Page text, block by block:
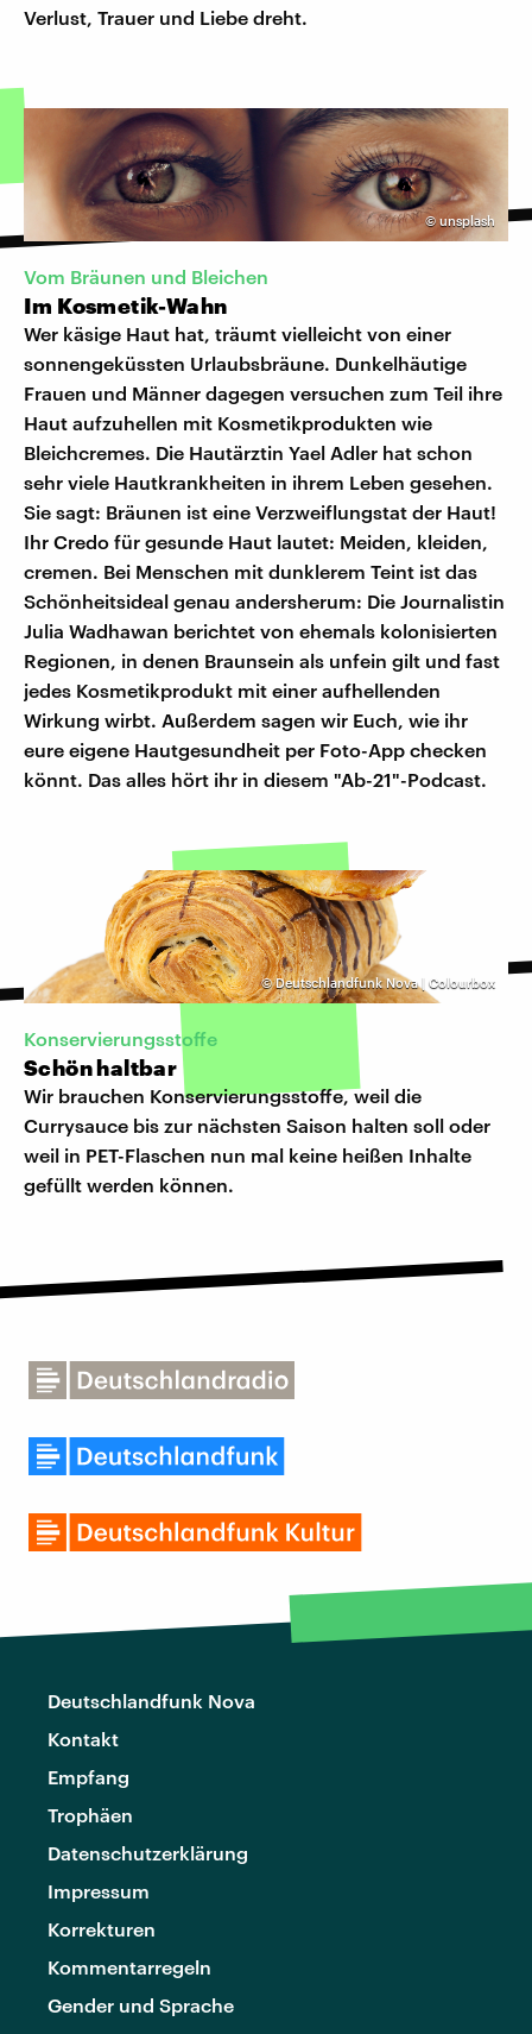
Verlust, Trauer und Liebe dreht.
© unsplash
Vom Bräunen und Bleichen
Im Kosmetik-Wahn
Wer käsige Haut hat, träumt vielleicht von einer
sonnengeküssten Urlaubsbräune. Dunkelhäutige
Frauen und Männer dagegen versuchen zum Teil ihre
Haut aufzuhellen mit Kosmetikprodukten wie
Bleichcremes. Die Hautärztin Yael Adler hat schon
sehr viele Hautkrankheiten in ihrem Leben gesehen.
Sie sagt: Bräunen ist eine Verzweiflungstat der Haut!
Ihr Credo für gesunde Haut lautet: Meiden, kleiden,
cremen. Bei Menschen mit dunklerem Teint ist das
Schönheitsideal genau andersherum: Die Journalistin
Julia Wadhawan berichtet von ehemals kolonisierten
Regionen, in denen Braunsein als unfein gilt und fast
jedes Kosmetikprodukt mit einer aufhellenden
Wirkung wirbt. Außerdem sagen wir Euch, wie ihr
eure eigene Hautgesundheit per Foto-App checken
könnt. Das alles hört ihr in diesem "Ab-21"-Podcast.
©Deutschlandfunk Nova | Colourbox
Konservierungsstoffe
Schön haltbar
Wir brauchen Konservierungsstoffe, weil die
Currysauce bis zur nächsten Saison halten soll oder
weil in PET-Flaschen nun mal keine heißen Inhalte
gefüllt werden können.
Deutschlandfunk Nova
Kontakt
Empfang
Trophäen
Datenschutzerklärung
Impressum
Korrekturen
Kommentarregeln
Gender und Sprache